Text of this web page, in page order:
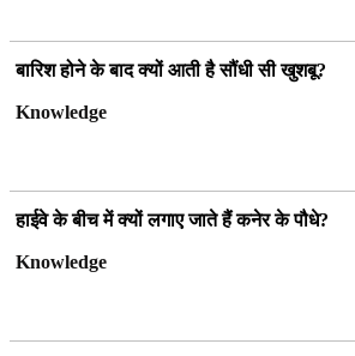
बारिश होने के बाद क्यों आती है सौंधी सी खुशबू?
Knowledge
हाईवे के बीच में क्यों लगाए जाते हैं कनेर के पौधे?
Knowledge